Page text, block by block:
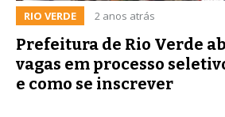
RIO VERDE 2 anos atrás
Prefeitura de Rio Verde
vagas em processo
e como se inscrever